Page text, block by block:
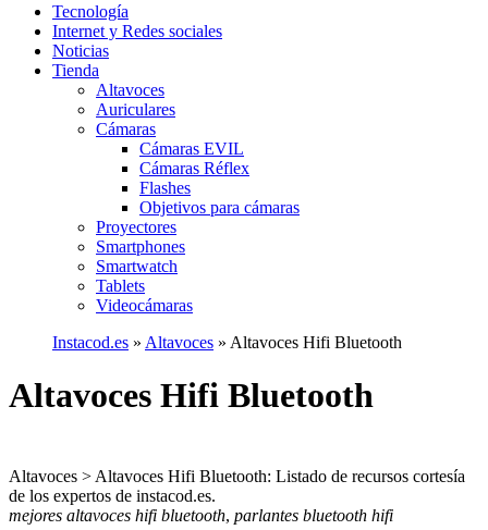
Tecnología
Internet y Redes sociales
Noticias
Tienda
Altavoces
Auriculares
Cámaras
Cámaras EVIL
Cámaras Réflex
Flashes
Objetivos para cámaras
Proyectores
Smartphones
Smartwatch
Tablets
Videocámaras
Instacod.es » Altavoces » Altavoces Hifi Bluetooth
Altavoces Hifi Bluetooth
Altavoces > Altavoces Hifi Bluetooth: Listado de recursos cortesía
de los expertos de instacod.es.
mejores altavoces hifi bluetooth, parlantes bluetooth hifi